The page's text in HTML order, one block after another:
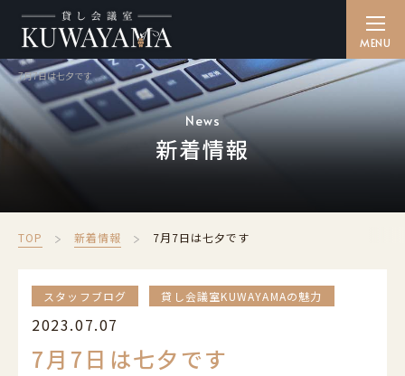
貸し会議室を探す
SEARCH
備品・ケータリング
ご利用方法
HOW TO
ACCESS
よくある質問
FAQ
7月7日は七夕です
News
新着情報
TOP 新着情報 7月7日は七夕です
スタッフブログ 貸し会議室KUWAYAMAの魅力
2023.07.07
7月7日は七夕です